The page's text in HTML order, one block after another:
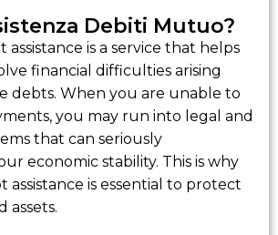
Debiti Mutuo?
is a service that helps
financial difficulties arising
debts. When you are unable to
you may run into legal and
that can seriously
economic stability. This is why
assistance is essential to protect
assets.